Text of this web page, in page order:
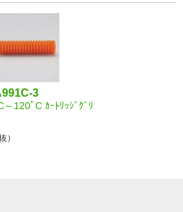
3
120ﾟC ｶｰﾄﾘｯｼﾞｸﾞﾘ
）